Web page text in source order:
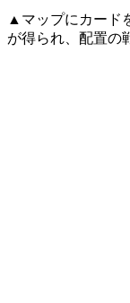
▲マップにカード
が得られ、配置の